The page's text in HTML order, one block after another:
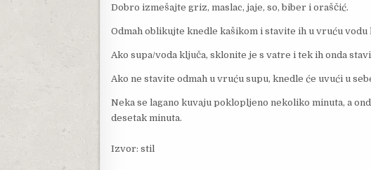
Dobro izmešajte griz, maslac, jaje, so, biber i oraščić.
Odmah oblikujte knedle kašikom i stavite ih u vruću vodu
Ako supa/voda ključa, sklonite je s vatre i tek ih onda
Ako ne stavite odmah u vruću supu, knedle će uvući u
Neka se lagano kuvaju poklopljeno nekoliko minuta, a
desetak minuta.
Izvor: stil